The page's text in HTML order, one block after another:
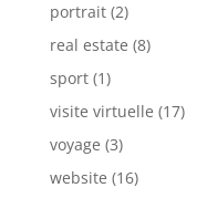
portrait(2)
real estate (8)
sport(1)
visite virtuelle (17)
voyage (3)
website (16)